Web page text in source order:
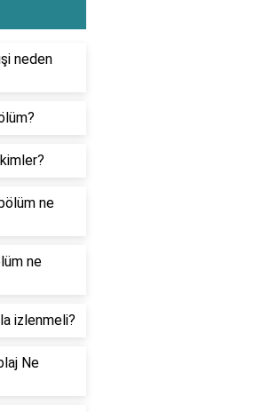
neden
ne
ne
izlenmeli?
Ne